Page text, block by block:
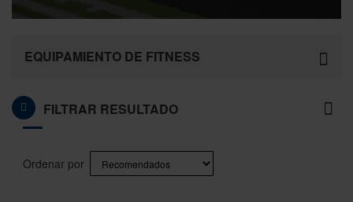
EQUIPAMIENTO DE FITNESS
FILTRAR RESULTADO
Página
You're currently reading page
1 PáginaPáginaPáginaPágina Página
Siguiente
Ordenar por